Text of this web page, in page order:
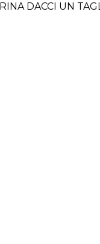
DACCI UN